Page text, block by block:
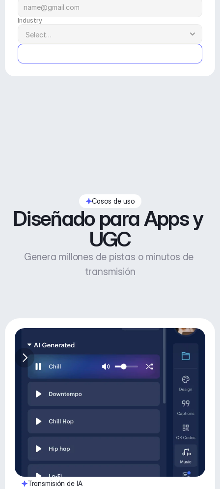
Industry
Casos de uso
Diseñado para Apps y
UGC
Genera millones de pistas o minutos de
transmisión
Transmisión de IA